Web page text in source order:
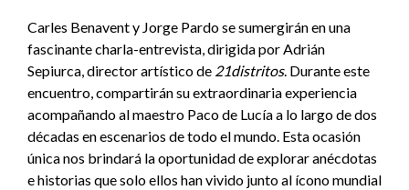
Carles Benavent y Jorge Pardo se sumergirán en una
fascinante charla-entrevista, dirigida por Adrián
Sepiurca, director artístico de 21distritos. Durante este
encuentro, compartirán su extraordinaria experiencia
acompañando al maestro Paco de Lucía a lo largo de dos
décadas en escenarios de todo el mundo. Esta ocasión
única nos brindará la oportunidad de explorar anécdotas
e historias que solo ellos han vivido junto al ícono mundial